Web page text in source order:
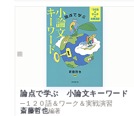
岡真理「棗椰子の木陰の文学」
石原吉郎「確認されない死のな
藤田省三「「安楽」への全体主義」
市村弘正「友情の点呼に答える声
エピローグ 大江健三郎「節
論点で学ぶ 小論文キーワード
─１２０語＆ワーク＆実戦演習
斎藤哲也編著